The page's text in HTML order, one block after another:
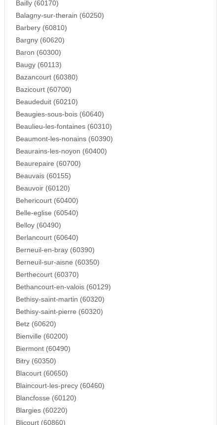
Bailly (60170)
Balagny-sur-therain (60250)
Barbery (60810)
Bargny (60620)
Baron (60300)
Baugy (60113)
Bazancourt (60380)
Bazicourt (60700)
Beaudeduit (60210)
Beaugies-sous-bois (60640)
Beaulieu-les-fontaines (60310)
Beaumont-les-nonains (60390)
Beaurains-les-noyon (60400)
Beaurepaire (60700)
Beauvais (60155)
Beauvoir (60120)
Behericourt (60400)
Belle-eglise (60540)
Belloy (60490)
Berlancourt (60640)
Berneuil-en-bray (60390)
Berneuil-sur-aisne (60350)
Berthecourt (60370)
Bethancourt-en-valois (60129)
Bethisy-saint-martin (60320)
Bethisy-saint-pierre (60320)
Betz (60620)
Bienville (60200)
Biermont (60490)
Bitry (60350)
Blacourt (60650)
Blaincourt-les-precy (60460)
Blancfosse (60120)
Blargies (60220)
Blicourt (60860)